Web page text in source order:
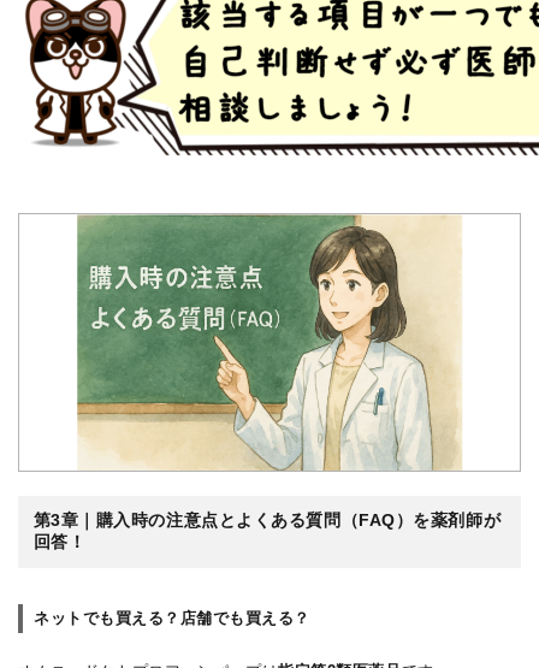
第3章｜購入時の注意点とよくある質問（FAQ）を薬剤師が
回答！
ネットでも買える？店舗でも買える？